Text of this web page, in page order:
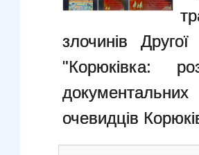
злочинів
"Корюківка:
очевидців